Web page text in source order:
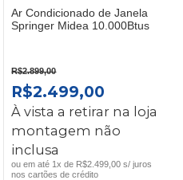
Ar Condicionado de Janela
Springer Midea 10.000Btus
R$2.899,00
O
PREÇO
ORIGINAL
ERA:
R$2.899,00.
R$2.499,00
PREÇO
ATUAL
À vista a retirar na loja
montagem não
inclusa
ou em até 1x de R$2.499,00 s/ juros
nos cartões de crédito